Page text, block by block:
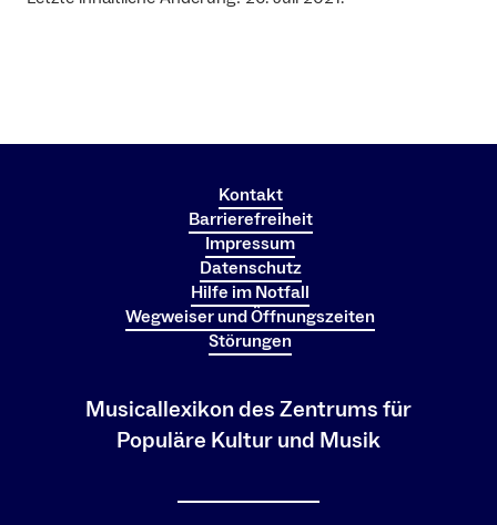
Kontakt
Barrierefreiheit
Impressum
Datenschutz
Hilfe im Notfall
Wegweiser und Öffnungszeiten
Störungen
Musicallexikon des Zentrums für
Populäre Kultur und Musik